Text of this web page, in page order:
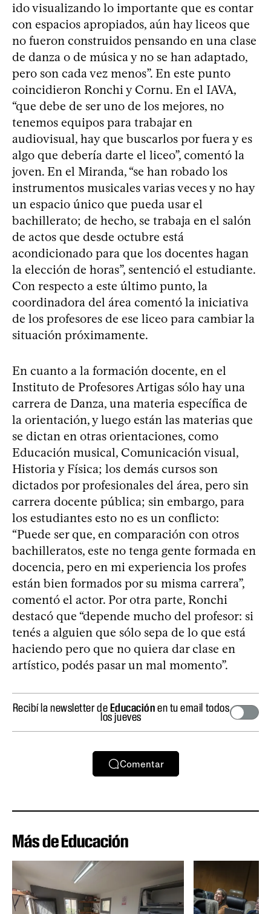
ido visualizando lo importante que es contar
con espacios apropiados, aún hay liceos que
no fueron construidos pensando en una clase
de danza o de música y no se han adaptado,
pero son cada vez menos”. En este punto
coincidieron Ronchi y Cornu. En el IAVA,
“que debe de ser uno de los mejores, no
tenemos equipos para trabajar en
audiovisual, hay que buscarlos por fuera y es
algo que debería darte el liceo”, comentó la
joven. En el Miranda, “se han robado los
instrumentos musicales varias veces y no hay
un espacio único que pueda usar el
bachillerato; de hecho, se trabaja en el salón
de actos que desde octubre está
acondicionado para que los docentes hagan
la elección de horas”, sentenció el estudiante.
Con respecto a este último punto, la
coordinadora del área comentó la iniciativa
de los profesores de ese liceo para cambiar la
situación próximamente.
En cuanto a la formación docente, en el
Instituto de Profesores Artigas sólo hay una
carrera de Danza, una materia específica de
la orientación, y luego están las materias que
se dictan en otras orientaciones, como
Educación musical, Comunicación visual,
Historia y Física; los demás cursos son
dictados por profesionales del área, pero sin
carrera docente pública; sin embargo, para
los estudiantes esto no es un conflicto:
“Puede ser que, en comparación con otros
bachilleratos, este no tenga gente formada en
docencia, pero en mi experiencia los profes
están bien formados por su misma carrera”,
comentó el actor. Por otra parte, Ronchi
destacó que “depende mucho del profesor: si
tenés a alguien que sólo sepa de lo que está
haciendo pero que no quiera dar clase en
artístico, podés pasar un mal momento”.
Recibí la newsletter deEducaciónen tu email todos
los jueves
Comentar
Más de Educación